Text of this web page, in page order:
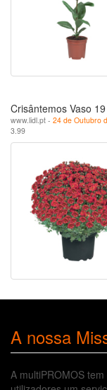
Crisântemos Vaso 19
www.lidl.pt - 24 de Outubro
3.99
A nossa
A multiPROMOS